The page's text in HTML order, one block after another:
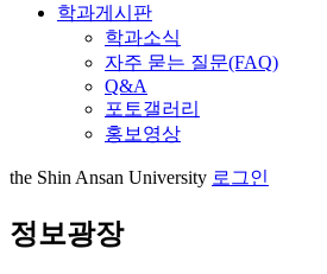
학과게시판
학과소식
자주 묻는 질문(FAQ)
Q&A
포토갤러리
홍보영상
the Shin Ansan University 로그인
정보광장